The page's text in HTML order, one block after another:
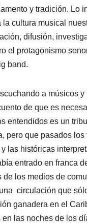
y tradición. Lo
cultura musical
difusión,
el protagonismo
band.
a músicos
de que es
entendidos es un
pero que pasados
las históricas
entrado en franca
los medios de
circulación que
ganadera en el
las noches de los